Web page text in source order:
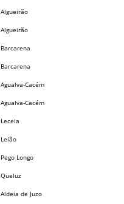
Algueirão
Algueirão
Barcarena
Barcarena
Agualva-Cacém
Agualva-Cacém
Leceia
Leião
Pego Longo
Queluz
Aldeia de Juzo